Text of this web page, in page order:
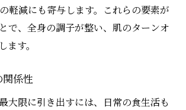
軽減にも寄与します。これらの要素が
で、全身の調子が整い、肌のターンオ
ます。
関係性
大限に引き出すには、日常の食生活も